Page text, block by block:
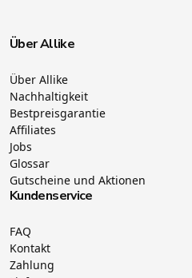
Über Allike
Über Allike
Nachhaltigkeit
Bestpreisgarantie
Affiliates
Jobs
Glossar
Gutscheine und Aktionen
Kundenservice
FAQ
Kontakt
Zahlung